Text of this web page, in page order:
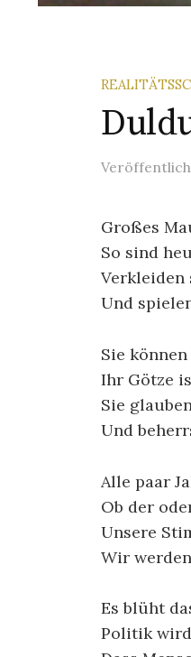
Großes
So sind
Verkleiden
Und
Sie
Ihr Götze
Sie
Und
Alle paar
Ob der
Unsere
Wir
Es blüht
Politik